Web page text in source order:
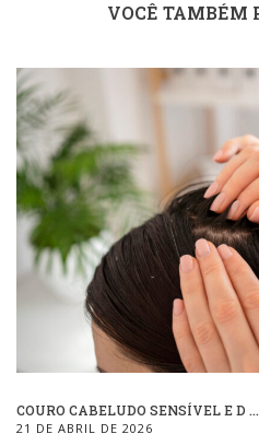
VOCÊ TAMBÉM
COURO CABELUDO SENSÍVEL E D ...
21 DE ABRIL DE 2026